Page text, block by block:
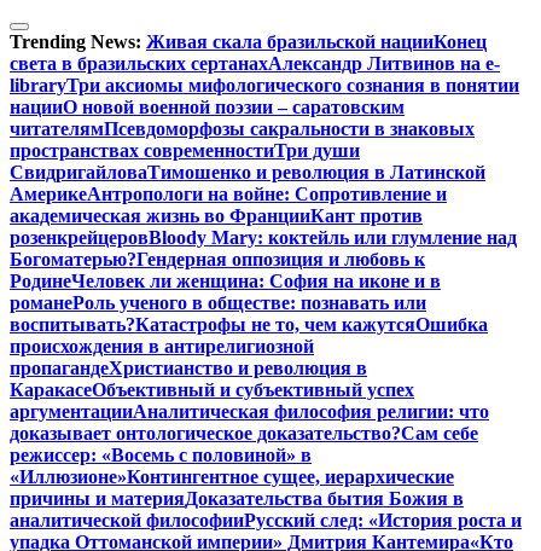
Перейти
к
содержимому
Trending News: Живая скала бразильской нацииКонец
света в бразильских сертанахАлександр Литвинов на e-
libraryТри аксиомы мифологического сознания в понятии
нацииО новой военной поэзии – саратовским
читателямПсевдоморфозы сакральности в знаковых
пространствах современностиТри души
СвидригайловаТимошенко и революция в Латинской
АмерикеАнтропологи на войне: Сопротивление и
академическая жизнь во ФранцииКант против
розенкрейцеровBloody Mary: коктейль или глумление над
Богоматерью?Гендерная оппозиция и любовь к
РодинеЧеловек ли женщина: София на иконе и в
романеРоль ученого в обществе: познавать или
воспитывать?Катастрофы не то, чем кажутсяОшибка
происхождения в антирелигиозной
пропагандеХристианство и революция в
КаракасеОбъективный и субъективный успех
аргументацииАналитическая философия религии: что
доказывает онтологическое доказательство?Сам себе
режиссер: «Восемь с половиной» в
«Иллюзионе»Контингентное сущее, иерархические
причины и материяДоказательства бытия Божия в
аналитической философииРусский след: «История роста и
упадка Оттоманской империи» Дмитрия Кантемира«Кто